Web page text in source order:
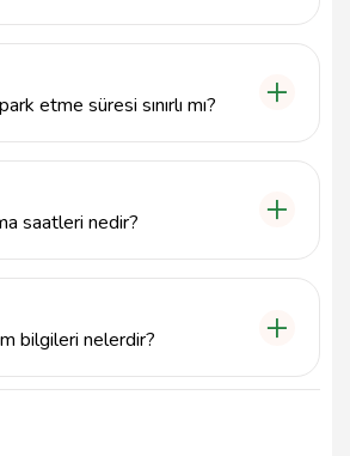
etme süresi sınırlı mı?
saatleri nedir?
bilgileri nelerdir?
geçmek için 0466 351 1110
e-posta adresine yazabilirsiniz.